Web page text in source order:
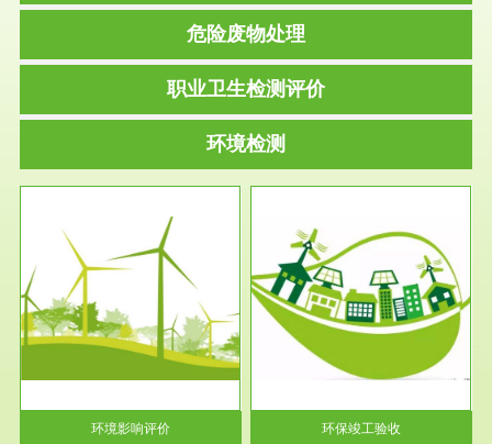
危险废物处理
职业卫生检测评价
环境检测
环境影响评价
服务范围
环保竣工验收
根据《建设项目环境保护管理条
例》第十七条 编制环境影响报
告书、...
环保竣工验收